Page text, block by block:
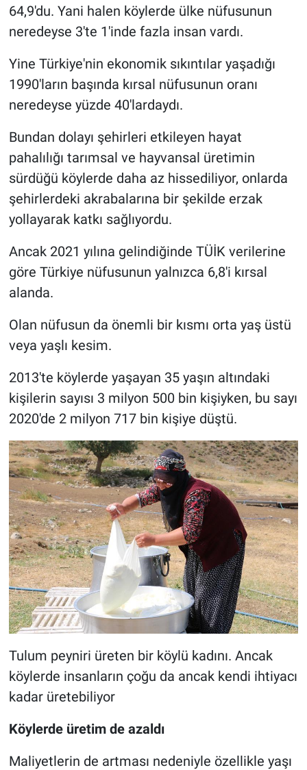
64,9'du. Yani halen köylerde ülke nüfusunun
neredeyse 3'te 1'inde fazla insan vardı.
Yine Türkiye'nin ekonomik sıkıntılar yaşadığı
1990'ların başında kırsal nüfusunun oranı
neredeyse yüzde 40'lardaydı.
Bundan dolayı şehirleri etkileyen hayat
pahalılığı tarımsal ve hayvansal üretimin
sürdüğü köylerde daha az hissediliyor, onlarda
şehirlerdeki akrabalarına bir şekilde erzak
yollayarak katkı sağlıyordu.
Ancak 2021 yılına gelindiğinde TÜİK verilerine
göre Türkiye nüfusunun yalnızca 6,8'i kırsal
alanda.
Olan nüfusun da önemli bir kısmı orta yaş üstü
veya yaşlı kesim.
2013'te köylerde yaşayan 35 yaşın altındaki
kişilerin sayısı 3 milyon 500 bin kişiyken, bu sayı
2020'de 2 milyon 717 bin kişiye düştü.
Tulum peyniri üreten bir köylü kadını. Ancak
köylerde insanların çoğu da ancak kendi ihtiyacı
kadar üretebiliyor
Köylerde üretim de azaldı
Maliyetlerin de artması nedeniyle özellikle yaşı